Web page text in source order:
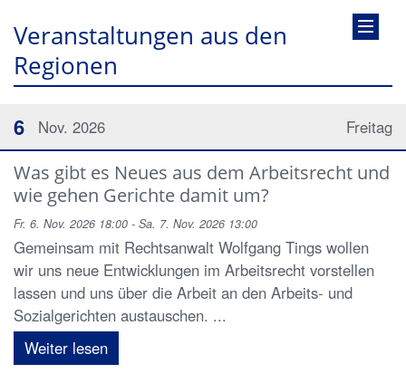
Veranstaltungen aus den
Regionen
Freitag
6 Nov. 2026
Was gibt es Neues aus dem Arbeitsrecht und
wie gehen Gerichte damit um?
Fr. 6. Nov. 2026 18:00 - Sa. 7. Nov. 2026 13:00
Gemeinsam mit Rechtsanwalt Wolfgang Tings wollen
wir uns neue Entwicklungen im Arbeitsrecht vorstellen
lassen und uns über die Arbeit an den Arbeits- und
Sozialgerichten austauschen. ...
Weiter lesen